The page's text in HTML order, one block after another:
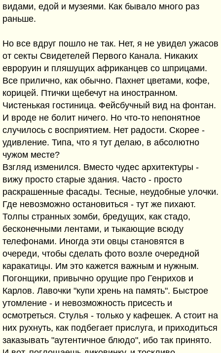
видами, едой и музеями. Как бывало много раз
раньше.
Но все вдруг пошло не так. Нет, я не увидел ужасов
от секты Свидетелей Первого Канала. Никаких
евроруин и пляшущих африканцев со шприцами.
Все прилично, как обычно. Пахнет цветами, кофе,
корицей. Птички щебечут на иностранном.
Чистенькая гостиница. Фейсбучный вид на фонтан.
И вроде не болит ничего. Но что-то непонятное
случилось с восприятием. Нет радости. Скорее -
удивление. Типа, что я тут делаю, в абсолютно
чужом месте?
Взгляд изменился. Вместо чудес архитектуры -
вижу просто старые здания. Часто - просто
раскрашенные фасады. Тесные, неудобные улочки.
Где невозможно остановиться - тут же пихают.
Толпы странных зомби, бредущих, как стадо,
бесконечными лентами, и тыкающие всюду
телефонами. Иногда эти овцы становятся в
очереди, чтобы сделать фото возле очередной
каракатицы. Им это кажется важным и нужным.
Погонщики, привычно орущие про Генрихов и
Карлов. Лавочки "купи хрень на память". Быстрое
утомление - и невозможность присесть и
осмотреться. Стулья - только у кафешек. А стоит на
них рухнуть, как подбегает прислуга, и приходиться
заказывать "аутентичное блюдо", ибо так принято.